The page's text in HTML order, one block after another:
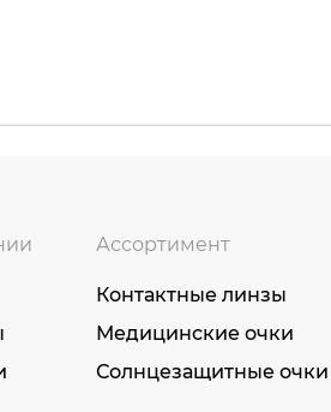
Ассортимент
Контактные линзы
Медицинские очки
Солнцезащитные очки